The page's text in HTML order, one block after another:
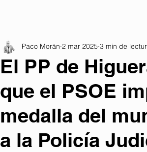
El PP de
que el PSOE
medalla del
a la Policía
Paco Morán 2 mar 2025 3 min de